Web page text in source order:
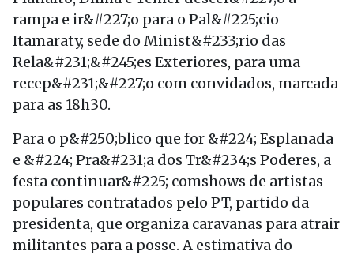
rampa e ir&#227;o para o Pal&#225;cio
Itamaraty, sede do Minist&#233;rio das
Rela&#231;&#245;es Exteriores, para uma
recep&#231;&#227;o com convidados, marcada
para as 18h30.
Para o p&#250;blico que for &#224; Esplanada
e &#224; Pra&#231;a dos Tr&#234;s Poderes, a
festa continuar&#225; comshows de artistas
populares contratados pelo PT, partido da
presidenta, que organiza caravanas para atrair
militantes para a posse. A estimativa do